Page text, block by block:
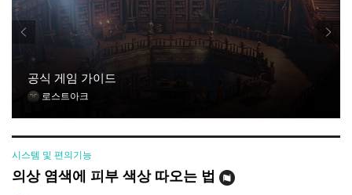
공식 게임 가이드
로스트아크
시스템 및 편의기능
의상 염색에 피부 색상 따오는 법